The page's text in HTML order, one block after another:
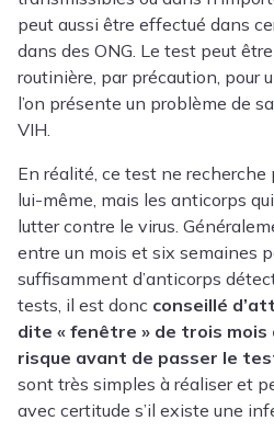
peut aussi être effectué dans
dans des ONG. Le test peut
routinière, par précaution, pour
l’on présente un problème de
VIH.
En réalité, ce test ne recherche
lui-même, mais les anticorps
lutter contre le virus.
entre un mois et six semaines
suffisamment d’anticorps
tests, il est donc conseillé
dite « fenêtre » de trois
risque avant de passer le
sont très simples à réaliser et
avec certitude s’il existe une